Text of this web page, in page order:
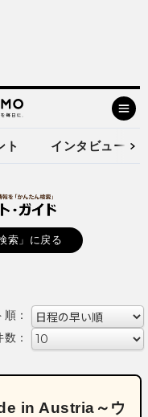
ト インタビュー
索」に戻る
：
：
in Austria～ウ